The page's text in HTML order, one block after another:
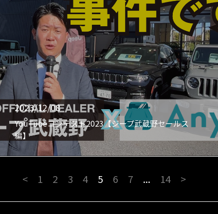
2023/12/08
YouTubeコンテスト2023【ジープ武蔵野セールス
編】
< 1 2 3 4 5 6 7 ... 14 >